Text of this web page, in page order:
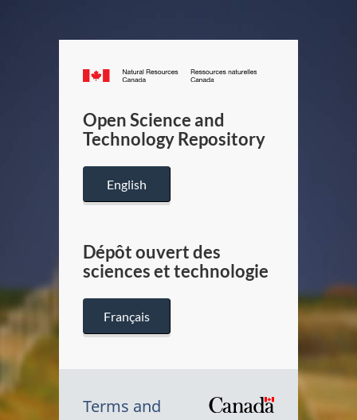
Canada.ca
/
Canada
Open Science and
Technology Repository
English
Dépôt ouvert des
sciences et technologie
Français
Terms and